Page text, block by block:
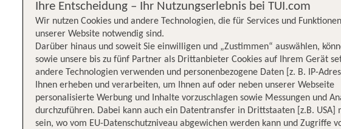
Ihre Entscheidung – Ihr Nutzungserlebnis bei TUI.com
Wir nutzen Cookies und andere Technologien, die für Services und
unserer Website notwendig sind.
Darüber hinaus und soweit Sie einwilligen und „Zustimmen“ auswählen,
sowie unsere bis zu fünf Partner als Drittanbieter Cookies auf Ihrem Gerät
andere Technologien verwenden und personenbezogene Daten [z. B. IP-
Ihnen erheben und verarbeiten, um Ihnen auf oder neben unserer Webseite
personalisierte Werbung und Inhalte vorzuschlagen sowie Messungen und
durchzuführen. Dabei kann auch ein Datentransfer in Drittstaaten [z.B. USA]
sein, wo vom EU-Datenschutzniveau abgewichen werden kann und Zugriffe